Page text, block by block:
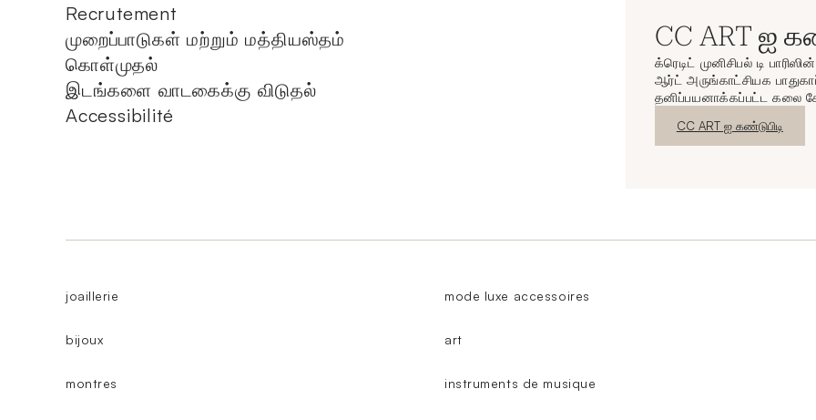
Recrutement
முறைப்பாடுகள் மற்றும் மத்தியஸ்தம்
கொள்முதல்
இடங்களை வாடகைக்கு விடுதல்
Accessibilité
CC ART ஐ
க்ரெடிட் முனிசிபல் டி
ஆர்ட் அருங்காட்சியக
தனிப்பயனாக்கப்பட்ட கலை
புதிய சாளரம்
CC ART ஐ கண்டுபிடி
joaillerie
bijoux
montres
mode luxe accessoires
art
instruments de musique